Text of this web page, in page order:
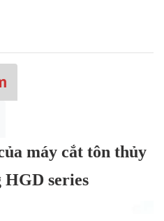
máy cắt tôn thủy
series